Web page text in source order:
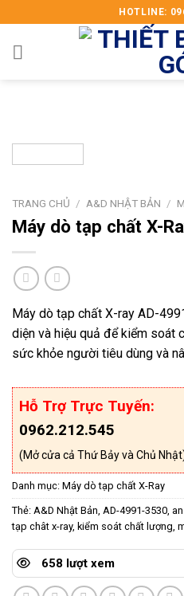
to
content
HOTLINE:
TRANG CHỦ / A&D NHẬT BẢN /
Máy dò tạp chất X-
Máy dò tạp chất X-ray AD-
diện và hiệu quả để kiểm soát
sức khỏe người tiêu dùng và
Hỗ Trợ Trực Tuyến:
0962.212.545
(Mở cửa cả Thứ Bảy và Chủ
Danh mục: Máy dò tạp chất X-Ray
Thẻ: A&D Nhật Bản, AD-4991-3530,
tạp chât x-ray, kiểm soát chất lượng,
658 lượt xem